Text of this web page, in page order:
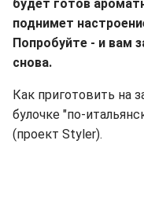
будет готов
поднимет
Попробуйте - и вам
снова.
Как приготовить на
булочке "по-
(проект Styler).